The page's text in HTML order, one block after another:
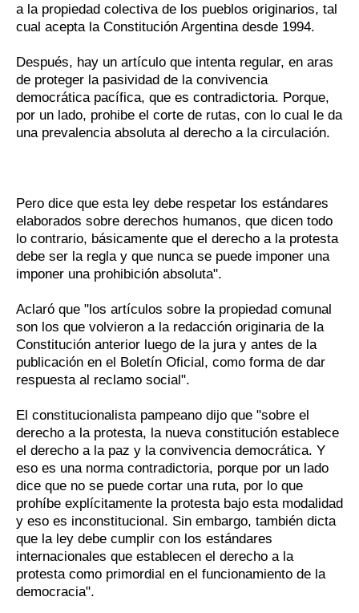
a la propiedad colectiva de los pueblos originarios, tal
cual acepta la Constitución Argentina desde 1994.
Después, hay un artículo que intenta regular, en aras
de proteger la pasividad de la convivencia
democrática pacífica, que es contradictoria. Porque,
por un lado, prohibe el corte de rutas, con lo cual le da
una prevalencia absoluta al derecho a la circulación.
Pero dice que esta ley debe respetar los estándares
elaborados sobre derechos humanos, que dicen todo
lo contrario, básicamente que el derecho a la protesta
debe ser la regla y que nunca se puede imponer una
imponer una prohibición absoluta".
Aclaró que "los artículos sobre la propiedad comunal
son los que volvieron a la redacción originaria de la
Constitución anterior luego de la jura y antes de la
publicación en el Boletín Oficial, como forma de dar
respuesta al reclamo social".
El constitucionalista pampeano dijo que "sobre el
derecho a la protesta, la nueva constitución establece
el derecho a la paz y la convivencia democrática. Y
eso es una norma contradictoria, porque por un lado
dice que no se puede cortar una ruta, por lo que
prohíbe explícitamente la protesta bajo esta modalidad
y eso es inconstitucional. Sin embargo, también dicta
que la ley debe cumplir con los estándares
internacionales que establecen el derecho a la
protesta como primordial en el funcionamiento de la
democracia".